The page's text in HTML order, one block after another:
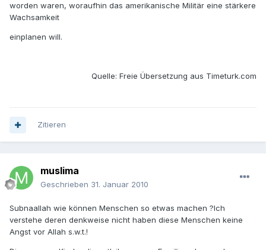
worden waren, woraufhin das amerikanische Militär eine stärkere
Wachsamkeit
einplanen will.
Quelle: Freie Übersetzung aus Timeturk.com
Zitieren
muslima
Geschrieben 31. Januar 2010
Subnaallah wie können Menschen so etwas machen ?Ich
verstehe deren denkweise nicht haben diese Menschen keine
Angst vor Allah s.w.t.!